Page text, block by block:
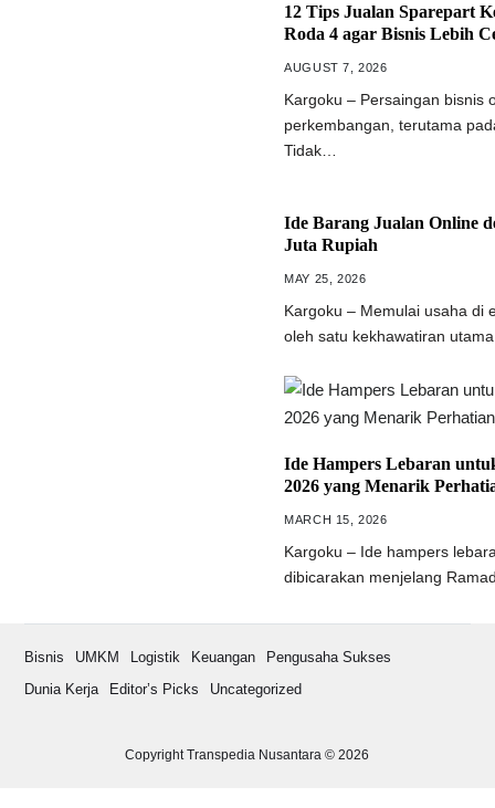
12 Tips Jualan Sparepart
Roda 4 agar Bisnis Lebih
AUGUST 7, 2026
Kargoku – Persaingan bisnis
perkembangan, terutama
Tidak…
Ide Barang Jualan Online
Juta Rupiah
MAY 25, 2026
Kargoku – Memulai usaha di
oleh satu kekhawatiran
Ide Hampers Lebaran
2026 yang Menarik
MARCH 15, 2026
Kargoku – Ide hampers
dibicarakan menjelang
Copyright Transpedia Nusantara © 2026
Bisnis UMKM Logistik Keuangan
Pengusaha Sukses
Dunia Kerja
Editor’s Picks Uncategorized